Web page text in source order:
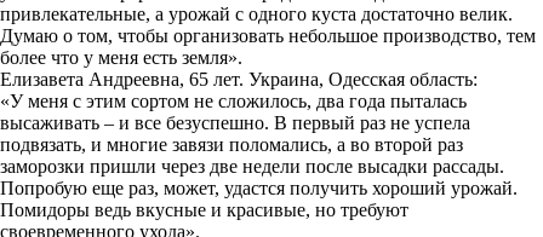
привлекательные, а урожай с одного куста достаточно велик.
Думаю о том, чтобы организовать небольшое производство, тем
более что у меня есть земля».
Елизавета Андреевна, 65 лет. Украина, Одесская область:
«У меня с этим сортом не сложилось, два года пыталась
высаживать – и все безуспешно. В первый раз не успела
подвязать, и многие завязи поломались, а во второй раз
заморозки пришли через две недели после высадки рассады.
Попробую еще раз, может, удастся получить хороший урожай.
Помидоры ведь вкусные и красивые, но требуют
своевременного ухода».